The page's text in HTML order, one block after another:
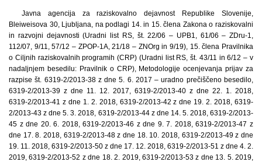
Javna agencija za raziskovalno dejavnost Republike Slovenije,
Bleiweisova 30, Ljubljana, na podlagi 14. in 15. člena Zakona o raziskovalni
in razvojni dejavnosti (Uradni list RS, št. 22/06 – UPB1, 61/06 – ZDru-1,
112/07, 9/11, 57/12 – ZPOP-1A, 21/18 – ZNOrg in 9/19), 15. člena Pravilnika
o Ciljnih raziskovalnih programih (CRP) (Uradni list RS, št. 43/11 in 6/12 – v
nadaljnjem besedilu: Pravilnik o CRP), Metodologije ocenjevanja prijav za
razpise št. 6319-2/2013-38 z dne 5. 6. 2017 – uradno prečiščeno besedilo,
6319-2/2013-39 z dne 11. 12. 2017, 6319-2/2013-40 z dne 22. 1. 2018,
6319-2/2013-41 z dne 1. 2. 2018, 6319-2/2013-42 z dne 19. 2. 2018, 6319-
2/2013-43 z dne 5. 3. 2018, 6319-2/2013-44 z dne 14. 5. 2018, 6319-2/2013-
45 z dne 20. 6. 2018, 6319-2/2013-46 z dne 9. 7. 2018, 6319-2/2013-47 z
dne 17. 8. 2018, 6319-2/2013-48 z dne 18. 10. 2018, 6319-2/2013-49 z dne
19. 11. 2018, 6319-2/2013-50 z dne 17. 12. 2018, 6319-2/2013-51 z dne 4. 2.
2019, 6319-2/2013-52 z dne 18. 2. 2019, 6319-2/2013-53 z dne 13. 5. 2019,